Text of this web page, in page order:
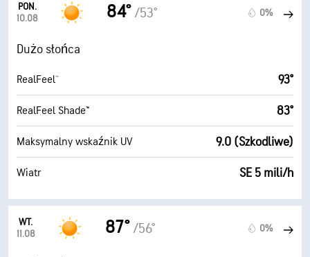
PON.
10.08
84° /53° 0%
Dużo słońca
RealFeel® 93°
RealFeel Shade™ 83°
Maksymalny wskaźnik UV 9.0 (Szkodliwe)
Wiatr SE 5 mili/h
WT.
11.08
87° /56° 0%